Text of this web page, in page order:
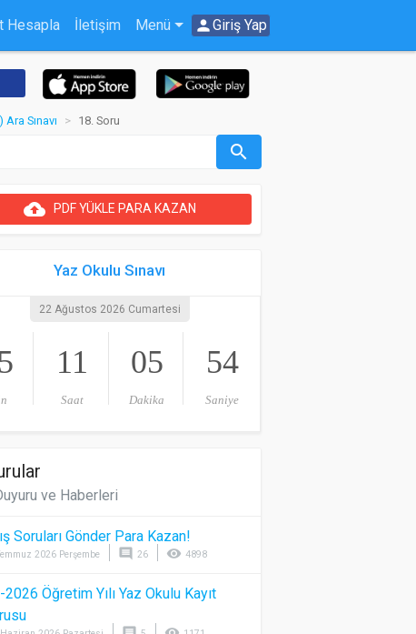
Hesapla İletişim Menü personGiriş Yap
Sınavı 18. Soru
search
cloud_uploadPDF YÜKLE PARA KAZAN
Yaz Okulu Sınavı
22 Ağustos 2026 Cumartesi
11
Saat
05
Dakika
54
Saniye
ve Haberleri
Soruları Gönder Para Kazan!
2026 Perşembe comment 26 visibility 4898
Öğretim Yılı Yaz Okulu Kayıt